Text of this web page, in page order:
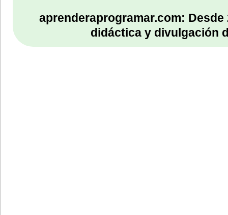
aprenderaprogramar.com:
didáctica y divulgación